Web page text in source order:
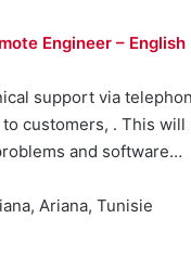
Engineer – English
support via
customers, . This will
and software…
Ariana, Tunisie